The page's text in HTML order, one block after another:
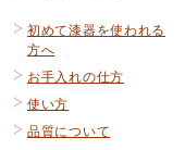
初めて漆器を使われる
方へ
お手入れの仕方
使い方
品質について